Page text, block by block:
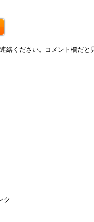
ください。コメント欄だと
ク